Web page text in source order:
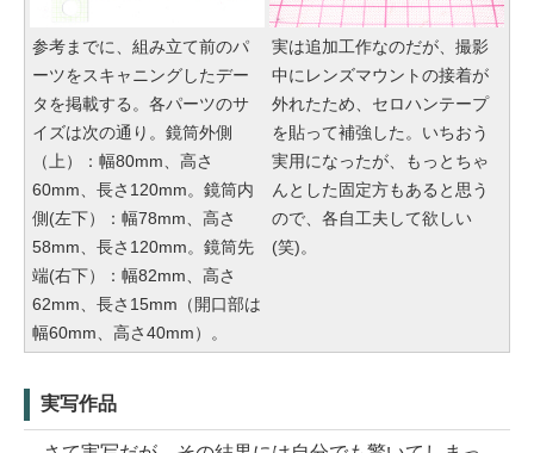
参考までに、組み立て前のパ
ーツをスキャニングしたデー
タを掲載する。各パーツのサ
イズは次の通り。鏡筒外側
（上）：幅80mm、高さ
60mm、長さ120mm。鏡筒内
側(左下）：幅78mm、高さ
58mm、長さ120mm。鏡筒先
端(右下）：幅82mm、高さ
62mm、長さ15mm（開口部は
幅60mm、高さ40mm）。
実は追加工作なのだが、撮影
中にレンズマウントの接着が
外れたため、セロハンテープ
を貼って補強した。いちおう
実用になったが、もっとちゃ
んとした固定方もあると思う
ので、各自工夫して欲しい
(笑)。
実写作品